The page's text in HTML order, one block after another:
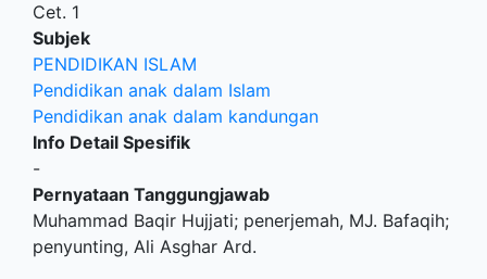
Cet. 1
Subjek
PENDIDIKAN ISLAM
Pendidikan anak dalam Islam
Pendidikan anak dalam kandungan
Info Detail Spesifik
-
Pernyataan Tanggungjawab
Muhammad Baqir Hujjati; penerjemah, MJ. Bafaqih;
penyunting, Ali Asghar Ard.